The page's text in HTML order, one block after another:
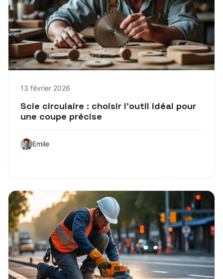
13 février 2026
Scie circulaire : choisir l’outil idéal pour
une coupe précise
Emile